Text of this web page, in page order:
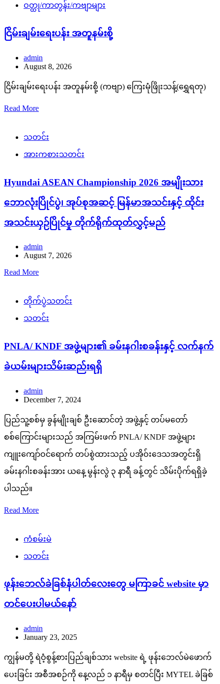
ဝတ္ထု/ကာတွန်း/ကဗျာများ
ငြိမ်းချမ်းရေးပန်း အတူနမ်းစို့
admin
August 8, 2026
ငြိမ်းချမ်းရေးပန်း အတူနမ်းစို့ (ကဗျာ) ကြေးမုံဖြိုးသန့်(ရွှေရတု)
Read More
သတင်း
အားကစားသတင်း
Hyundai ASEAN Championship 2026 အမျိုးသား
ဘောလုံးပြိုင်ပွဲ၊ အုပ်စုအဆင့် မြန်မာအသင်းနှင့် ထိုင်း
အသင်းယှဉ်ပြိုင်မှု တိုက်ရိုက်ထုတ်လွှင့်မည်
admin
August 7, 2026
Read More
တိုက်ပွဲသတင်း
သတင်း
PNLA/ KNDF အဖွဲ့များ၏ ခမ်းနဂါးစခန်းနှင့် လက်နက်
ခဲယမ်းများသိမ်းဆည်းရရှိ
admin
December 7, 2024
ပြည်သူ့စစ်မှ ခွန်မျိုးချစ် ဦးဆောင်တဲ့ အဖွဲ့နှင့် တပ်မတော်
စစ်ကြောင်းများသည် အကြမ်းဖက် PNLA/ KNDF အဖွဲ့များ
ကျူးကျော်ဝင်ရောက် တပ်စွဲထားသည့် ပအိုဝ်းဒေသအတွင်းရှိ
ခမ်းနဂါးစခန်းအား ယနေ့ မွန်းလွဲ ၃ နာရီ ခန့်တွင် သိမ်းပိုက်ရရှိခဲ့
ပါသည်။
Read More
ကံစမ်းမဲ
သတင်း
ဖုန်းဘေလ်ခဲခြစ်နံပါတ်လေးတွေ မကြာခင် website မှာ
တင်ပေးပါမယ်နော်
admin
January 23, 2025
ကျွန်မတို့ ရဲဝံ့စွန့်စားပြည်ချစ်သား website ရဲ့ ဖုန်းဘေလ်မဲဖောက်
ပေးခြင်း အစီအစဉ်ကို နေ့လည် ၁ နာရီမှ စတင်ပြီး MYTEL ခဲခြစ်